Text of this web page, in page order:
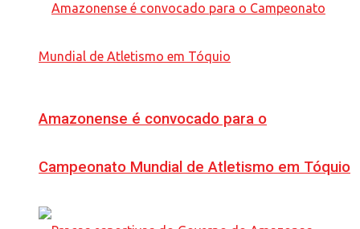
Amazonense é convocado para o
Campeonato Mundial de Atletismo em Tóquio